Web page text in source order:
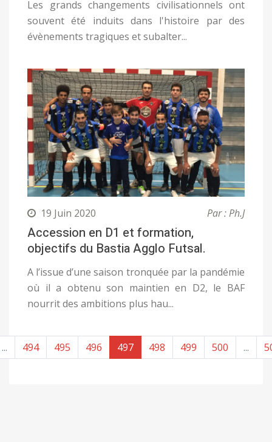
Les grands changements civilisationnels ont
souvent été induits dans l'histoire par des
évènements tragiques et subalter...
19 Juin 2020 Par : Ph.J
Accession en D1 et formation,
objectifs du Bastia Agglo Futsal.
A l’issue d’une saison tronquée par la pandémie
où il a obtenu son maintien en D2, le BAF
nourrit des ambitions plus hau...
... 494 495 496 497 498 499 500 ...